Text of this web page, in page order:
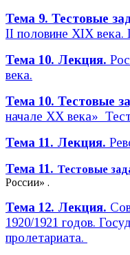
Тема 9. Тестовые
II половине XIX века.
Тема 10. Лекция.
века.
Тема 10. Тестовые
начале XX века»
Тема 11. Лекция.
Тема 11. Тестовые
России» .
Тема 12. Лекция.
1920/1921 годов.
пролетариата.